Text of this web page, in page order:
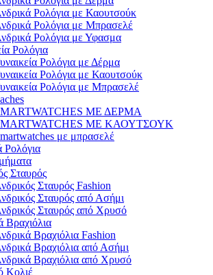
Ρολόγια με Καουτσούκ
Ρολόγια με Μπρασελέ
Ρολόγια με Υφασμα
Ρολόγια
Ρολόγια με Δέρμα
Ρολόγια με Καουτσούκ
Ρολόγια με Μπρασελέ
ΜΕ ΔΕΡΜΑ
ΜΕ ΚΑΟΥΤΣΟΥΚ
με μπρασελέ
Ρολόγια
Σταυρός
Σταυρός Fashion
Σταυρός από Ασήμι
Σταυρός από Χρυσό
Βραχιόλια
Βραχιόλια Fashion
Βραχιόλια από Ασήμι
Βραχιόλια από Χρυσό
Κολιέ